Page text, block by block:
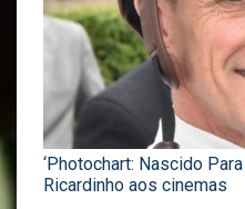
‘Photochart: Nascido
Ricardinho aos cinemas